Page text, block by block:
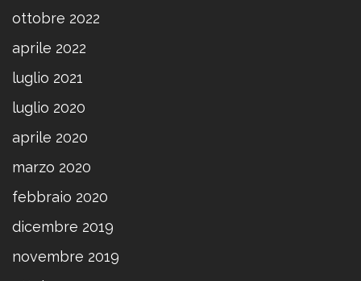
ottobre 2022
aprile 2022
luglio 2021
luglio 2020
aprile 2020
marzo 2020
febbraio 2020
dicembre 2019
novembre 2019